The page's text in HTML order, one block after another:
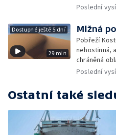
Poslední
Dostupné ještě 5 dní
29 min
Mlžná
Pobřeží
nehostinná,
chráněná
Poslední
Ostatní také